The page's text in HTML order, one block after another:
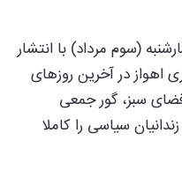
(سوم مرداد) با انتشار
اهواز در آخرین روزهای
سبز، گور جمعی
مزارهای زندانیان سیاسی را کاملا